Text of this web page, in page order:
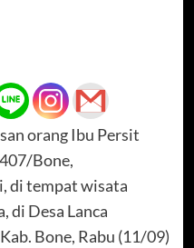
orang Ibu Persit
Bone,
di tempat wisata
di Desa Lanca
Bone, Rabu (11/09)